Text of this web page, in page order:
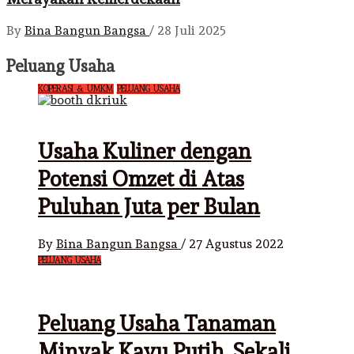
By Bina Bangun Bangsa / 28 Juli 2025
Peluang Usaha
KOPERASI & UMKM PELUANG USAHA
Usaha Kuliner dengan
Potensi Omzet di Atas
Puluhan Juta per Bulan
By Bina Bangun Bangsa / 27 Agustus 2022
PELUANG USAHA
Peluang Usaha Tanaman